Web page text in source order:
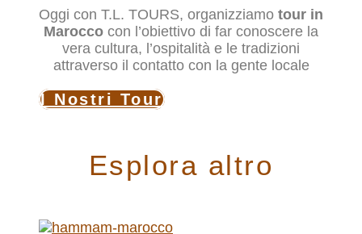
Oggi con T.L. TOURS, organizziamo tour in
Marocco con l’obiettivo di far conoscere la
vera cultura, l’ospitalità e le tradizioni
attraverso il contatto con la gente locale
I Nostri Tour
Esplora altro